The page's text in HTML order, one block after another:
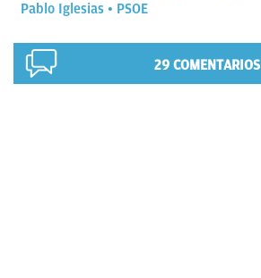
Pablo Iglesias
PSOE
29 COMENTARIOS